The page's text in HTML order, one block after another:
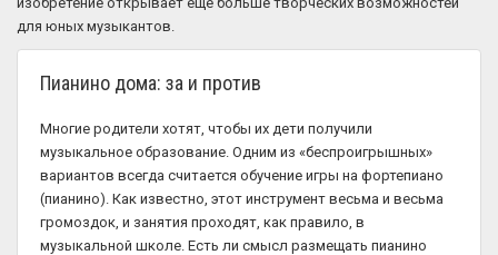
для юных музыкантов.
Пианино дома: за и против
Многие родители хотят, чтобы их дети получили
музыкальное образование. Одним из «беспроигрышных»
вариантов всегда считается обучение игры на фортепиано
(пианино). Как известно, этот инструмент весьма и весьма
громоздок, и занятия проходят, как правило, в
музыкальной школе. Есть ли смысл размещать пианино